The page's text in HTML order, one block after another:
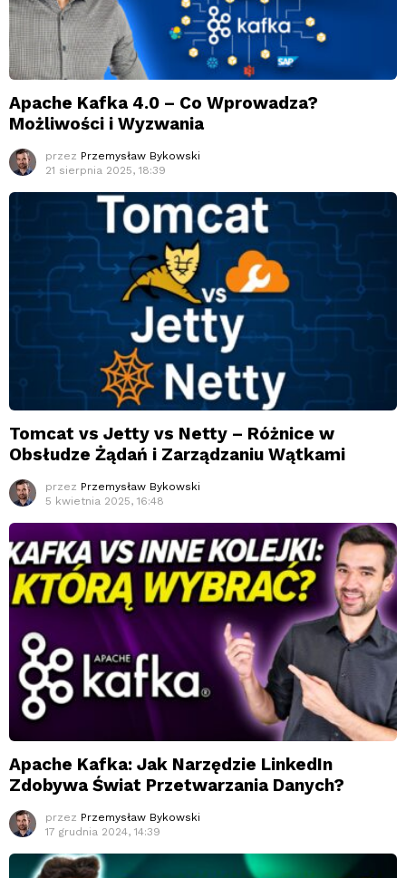
Apache Kafka 4.0 – Co Wprowadza?
Możliwości i Wyzwania
przez Przemysław Bykowski
21 sierpnia 2025, 18:39
Tomcat vs Jetty vs Netty – Różnice w
Obsłudze Żądań i Zarządzaniu Wątkami
przez Przemysław Bykowski
5 kwietnia 2025, 16:48
Apache Kafka: Jak Narzędzie LinkedIn
Zdobywa Świat Przetwarzania Danych?
przez Przemysław Bykowski
17 grudnia 2024, 14:39